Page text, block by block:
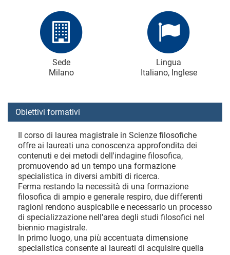
Sede
Milano
Lingua
Italiano, Inglese
Obiettivi formativi
Il corso di laurea magistrale in Scienze filosofiche
offre ai laureati una conoscenza approfondita dei
contenuti e dei metodi dell'indagine filosofica,
promuovendo ad un tempo una formazione
specialistica in diversi ambiti di ricerca.
Ferma restando la necessità di una formazione
filosofica di ampio e generale respiro, due differenti
ragioni rendono auspicabile e necessario un processo
di specializzazione nell'area degli studi filosofici nel
biennio magistrale.
In primo luogo, una più accentuata dimensione
specialistica consente ai laureati di acquisire quella